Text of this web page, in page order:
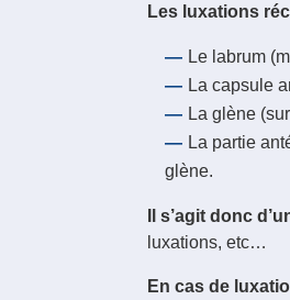
Les luxations
Le labrum
La capsule
La glène
La partie
glène.
Il s’agit donc
luxations, etc…
En cas de